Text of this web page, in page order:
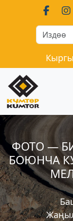
ФОТО —
БОЮНЧА